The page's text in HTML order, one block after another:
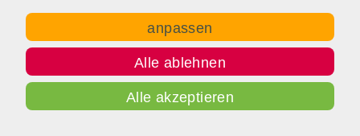
Copyright © Gemeinde Nordharz - 01|2021 - All rights
reserved.
Impressum Datenschutz
Disclaimer
Kontakt
Inhalt
anpassen
Alle ablehnen
Alle akzeptieren
zur Verfügung
stellen können.
Sie werden
nicht eingesetzt,
um
Informationen